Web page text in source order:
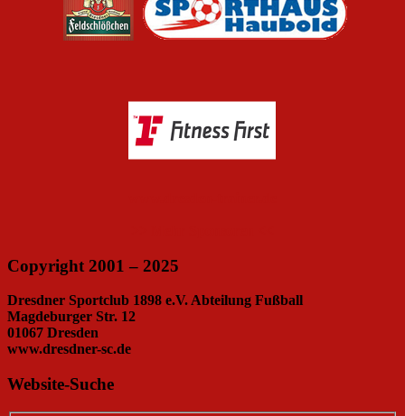
Copyright 2001 – 2025
Dresdner Sportclub 1898 e.V. Abteilung Fußball
Magdeburger Str. 12
01067 Dresden
www.dresdner-sc.de
Website-Suche